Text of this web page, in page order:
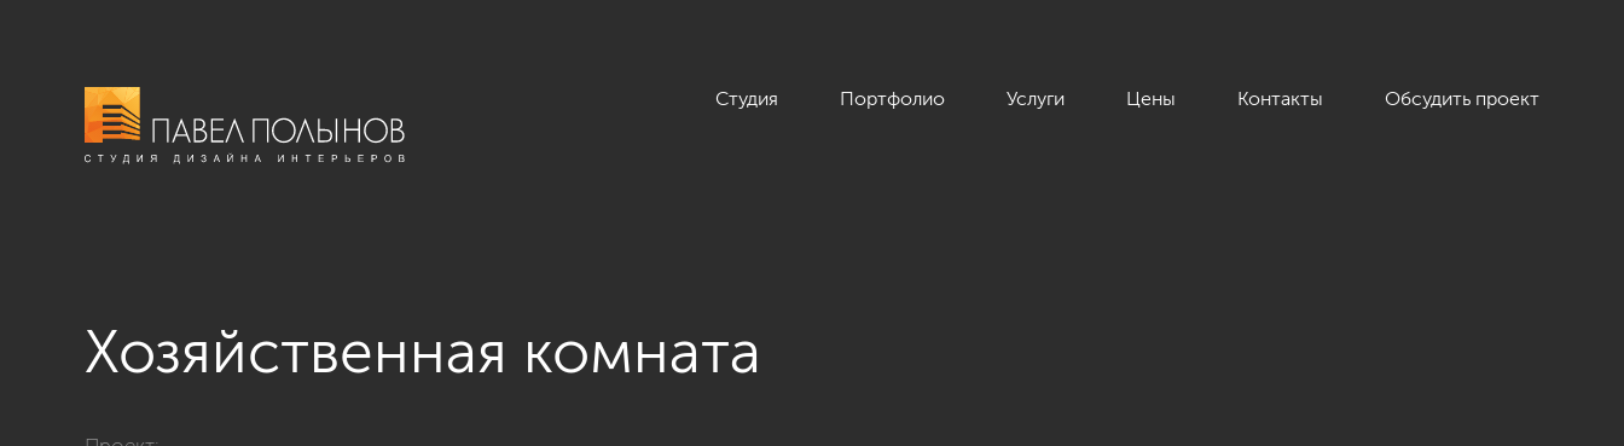
Студия Портфолио Услуги Цены Контакты Обсудить проект
Хозяйственная комната